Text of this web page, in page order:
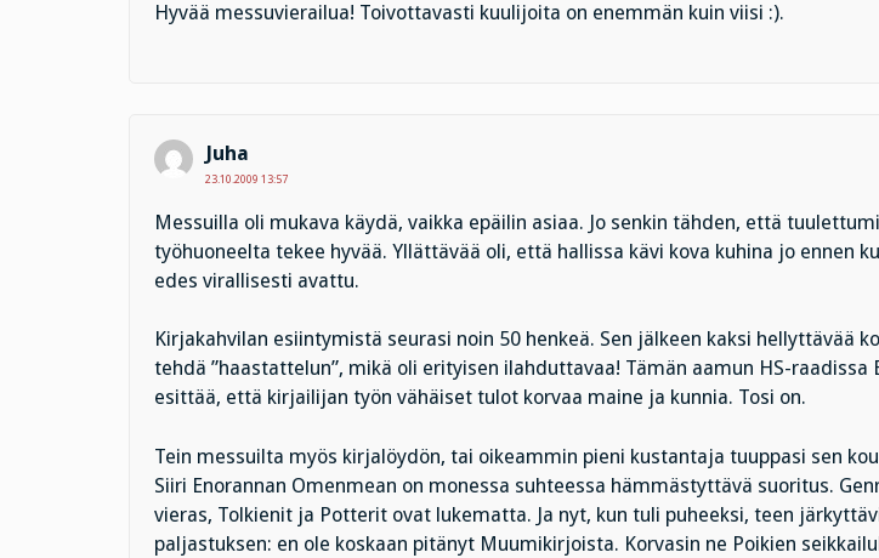
Hyvää messuvierailua! Toivottavasti kuulijoita on enemmän kuin viisi :).
Juha
23.10.2009 13:57
Messuilla oli mukava käydä, vaikka epäilin asiaa. Jo senkin tähden, että
työhuoneelta tekee hyvää. Yllättävää oli, että hallissa kävi kova kuhina jo ennen
edes virallisesti avattu.
Kirjakahvilan esiintymistä seurasi noin 50 henkeä. Sen jälkeen kaksi hellyttävää
tehdä ”haastattelun”, mikä oli erityisen ilahduttavaa! Tämän aamun HS-raadissa
esittää, että kirjailijan työn vähäiset tulot korvaa maine ja kunnia. Tosi on.
Tein messuilta myös kirjalöydön, tai oikeammin pieni kustantaja tuuppasi sen
Siiri Enorannan Omenmean on monessa suhteessa hämmästyttävä suoritus.
vieras, Tolkienit ja Potterit ovat lukematta. Ja nyt, kun tuli puheeksi, teen
paljastuksen: en ole koskaan pitänyt Muumikirjoista. Korvasin ne Poikien